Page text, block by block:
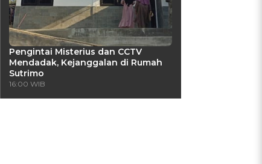
Pengintai Misterius dan CCTV
Mendadak, Kejanggalan di Rumah
Sutrimo
16:00 WIB